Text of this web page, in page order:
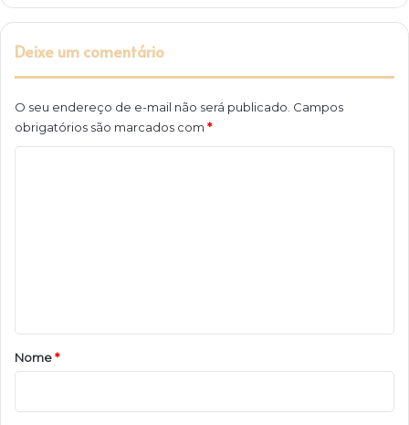
Deixe um comentário
O seu endereço de e-mail não será publicado. Campos
obrigatórios são marcados com *
r
o
Nome*